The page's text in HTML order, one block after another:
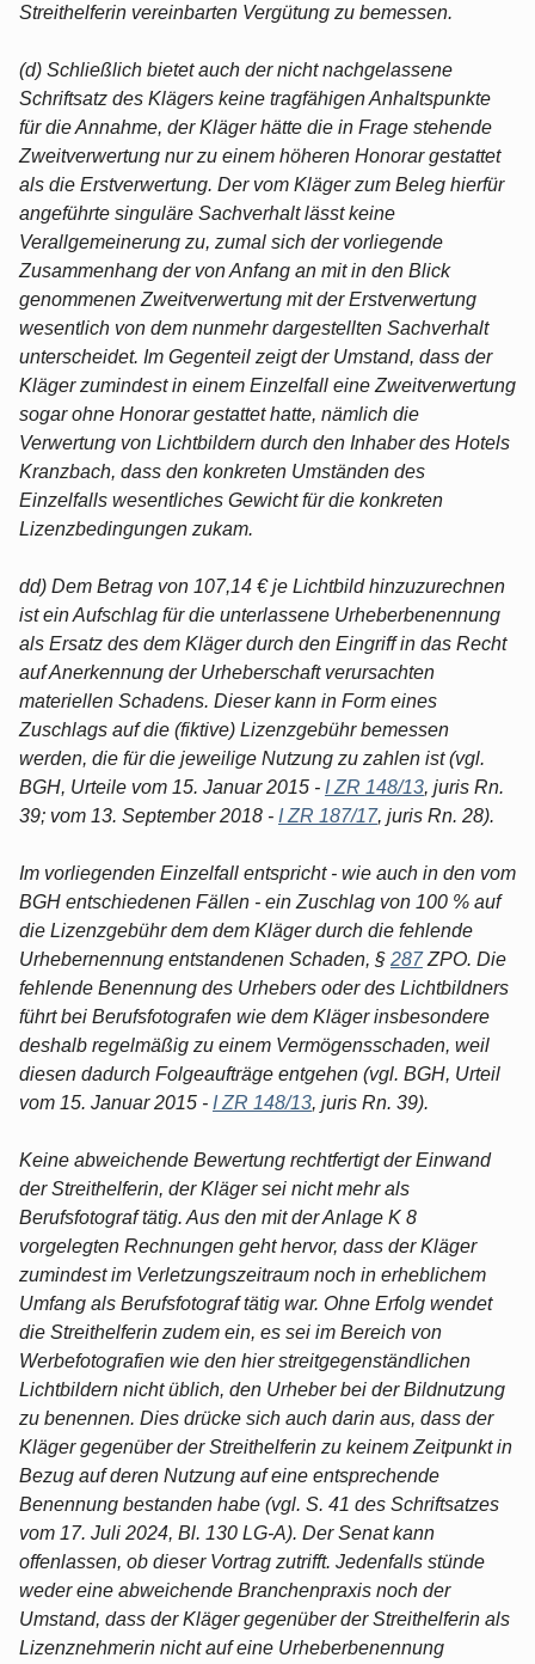
Streithelferin vereinbarten Vergütung zu bemessen.
(d) Schließlich bietet auch der nicht nachgelassene
Schriftsatz des Klägers keine tragfähigen Anhaltspunkte
für die Annahme, der Kläger hätte die in Frage stehende
Zweitverwertung nur zu einem höheren Honorar gestattet
als die Erstverwertung. Der vom Kläger zum Beleg hierfür
angeführte singuläre Sachverhalt lässt keine
Verallgemeinerung zu, zumal sich der vorliegende
Zusammenhang der von Anfang an mit in den Blick
genommenen Zweitverwertung mit der Erstverwertung
wesentlich von dem nunmehr dargestellten Sachverhalt
unterscheidet. Im Gegenteil zeigt der Umstand, dass der
Kläger zumindest in einem Einzelfall eine Zweitverwertung
sogar ohne Honorar gestattet hatte, nämlich die
Verwertung von Lichtbildern durch den Inhaber des Hotels
Kranzbach, dass den konkreten Umständen des
Einzelfalls wesentliches Gewicht für die konkreten
Lizenzbedingungen zukam.
dd) Dem Betrag von 107,14 € je Lichtbild hinzuzurechnen
ist ein Aufschlag für die unterlassene Urheberbenennung
als Ersatz des dem Kläger durch den Eingriff in das Recht
auf Anerkennung der Urheberschaft verursachten
materiellen Schadens. Dieser kann in Form eines
Zuschlags auf die (fiktive) Lizenzgebühr bemessen
werden, die für die jeweilige Nutzung zu zahlen ist (vgl.
BGH, Urteile vom 15. Januar 2015 - I ZR 148/13, juris Rn.
39; vom 13. September 2018 - I ZR 187/17, juris Rn. 28).
Im vorliegenden Einzelfall entspricht - wie auch in den vom
BGH entschiedenen Fällen - ein Zuschlag von 100 % auf
die Lizenzgebühr dem dem Kläger durch die fehlende
Urhebernennung entstandenen Schaden, § 287ZPO. Die
fehlende Benennung des Urhebers oder des Lichtbildners
führt bei Berufsfotografen wie dem Kläger insbesondere
deshalb regelmäßig zu einem Vermögensschaden, weil
diesen dadurch Folgeaufträge entgehen (vgl. BGH, Urteil
vom 15. Januar 2015 - I ZR 148/13, juris Rn. 39).
Keine abweichende Bewertung rechtfertigt der Einwand
der Streithelferin, der Kläger sei nicht mehr als
Berufsfotograf tätig. Aus den mit der Anlage K 8
vorgelegten Rechnungen geht hervor, dass der Kläger
zumindest im Verletzungszeitraum noch in erheblichem
Umfang als Berufsfotograf tätig war. Ohne Erfolg wendet
die Streithelferin zudem ein, es sei im Bereich von
Werbefotografien wie den hier streitgegenständlichen
Lichtbildern nicht üblich, den Urheber bei der Bildnutzung
zu benennen. Dies drücke sich auch darin aus, dass der
Kläger gegenüber der Streithelferin zu keinem Zeitpunkt in
Bezug auf deren Nutzung auf eine entsprechende
Benennung bestanden habe (vgl. S. 41 des Schriftsatzes
vom 17. Juli 2024, Bl. 130 LG-A). Der Senat kann
offenlassen, ob dieser Vortrag zutrifft. Jedenfalls stünde
weder eine abweichende Branchenpraxis noch der
Umstand, dass der Kläger gegenüber der Streithelferin als
Lizenznehmerin nicht auf eine Urheberbenennung